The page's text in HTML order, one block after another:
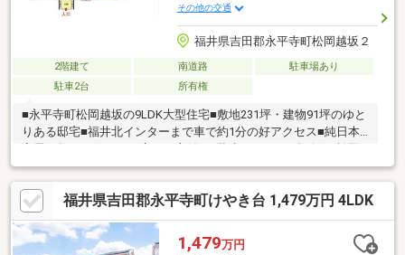
その他の交通
福井県吉田郡永平寺町松岡越坂２
2階建て 南道路
駐車場あり
駐車2台
所有権
■永平寺町松岡越坂の9LDK大型住宅■敷地231坪・建物91坪のゆと
りある邸宅■福井北インターまで車で約1分の好アクセス■純日本
小学校1.3km・松岡中学校668m■LDK＋居室多数で二世帯・大家
族にも対応可能■生活施設も揃った落ち着いた住環境
福井県吉田郡永平寺町けやき台 1,479万円 4LDK
1,479万円